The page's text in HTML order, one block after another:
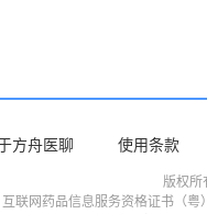
方舟医聊 使用条款
版权
互联网药品信息服务资格证书（